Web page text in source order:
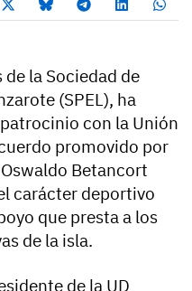
la Sociedad de
(SPEL), ha
con la Unión
promovido por
Betancort
carácter deportivo
que presta a los
de la isla.
de la UD